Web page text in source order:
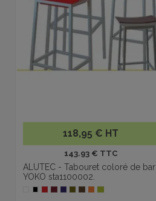
118,95 € HT
143.93 € TTC
ALUTEC - Tabouret coloré de bar
YOKO sta1100002.